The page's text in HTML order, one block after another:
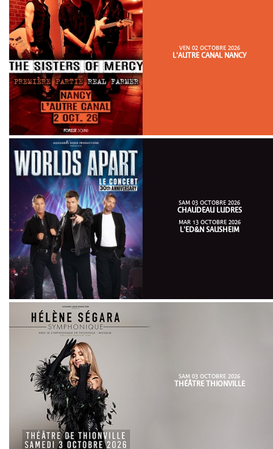
VEN 02 OCTOBRE 2026
L'AUTRE CANAL NANCY
SAM 03 OCTOBRE 2026
CHAUDEAU LUDRES
MAR 13 OCTOBRE 2026
L'ED&N SAUSHEIM
SAM 03 OCTOBRE 2026
THÉÂTRE THIONVILLE